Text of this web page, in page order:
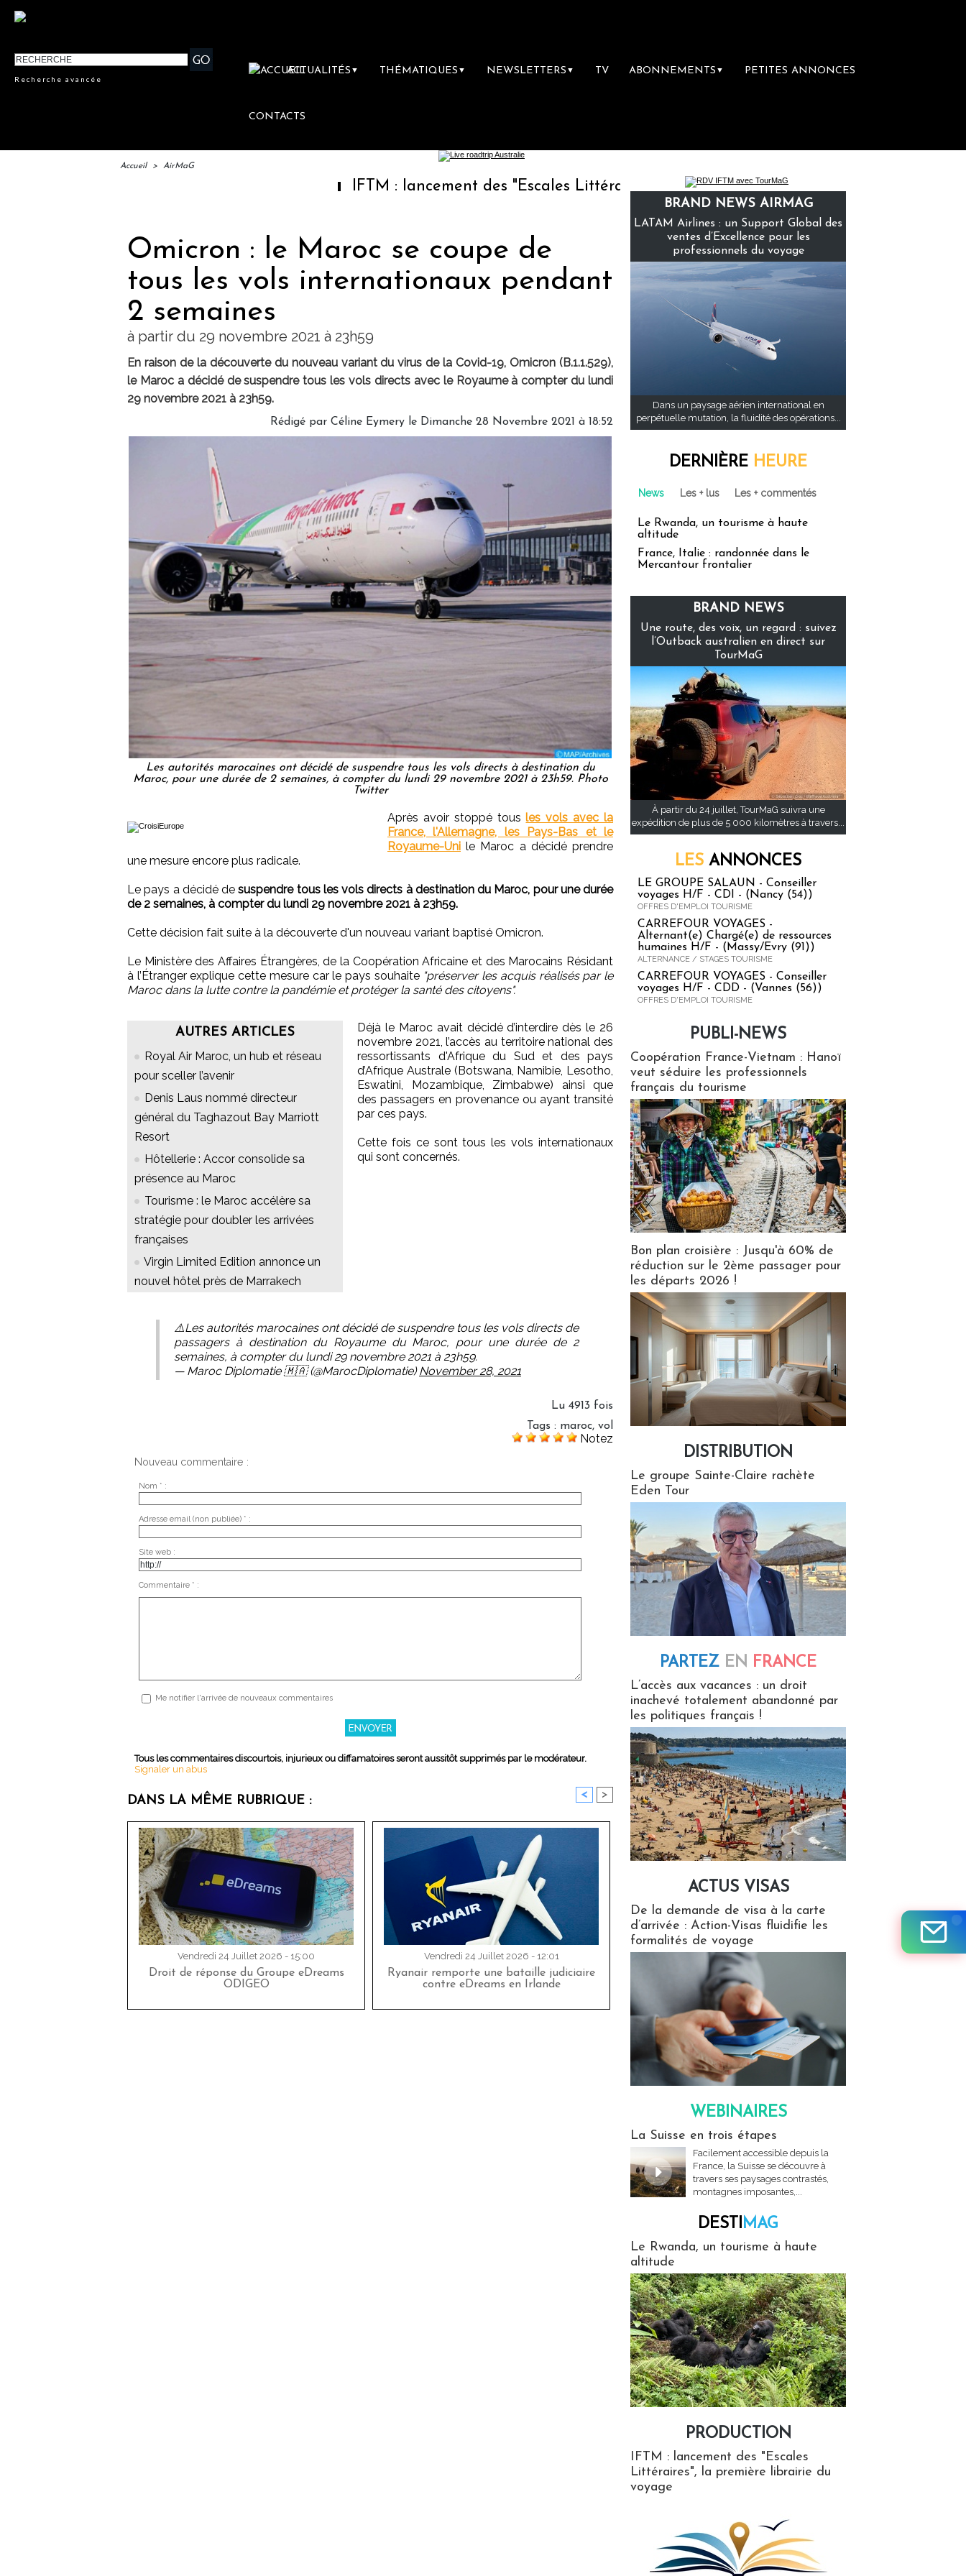
Recherche avancée
ACTUALITÉS ▼ THÉMATIQUES ▼ NEWSLETTERS ▼ TV ABONNEMENTS ▼ PETITES ANNONCES
CONTACTS
Accueil > AirMaG
IFTM : lancement des "Escales Littéraires", la première librairie du voyage
Omicron : le Maroc se coupe de
tous les vols internationaux pendant
2 semaines
à partir du 29 novembre 2021 à 23h59
En raison de la découverte du nouveau variant du virus de la Covid-19, Omicron (B.1.1.529),
le Maroc a décidé de suspendre tous les vols directs avec le Royaume à compter du lundi
29 novembre 2021 à 23h59.
Rédigé par Céline Eymery le Dimanche 28 Novembre 2021 à 18:52
Les autorités marocaines ont décidé de suspendre tous les vols directs à destination du
Maroc, pour une durée de 2 semaines, à compter du lundi 29 novembre 2021 à 23h59. Photo
Twitter
Après avoir stoppé tousles vols avec la
France, l'Allemagne, les Pays-Bas et le
Royaume-Uni le Maroc a décidé prendre
une mesure encore plus radicale.
Le pays a décidé desuspendre tous les vols directs à destination du Maroc, pour une durée
de 2 semaines, à compter du lundi 29 novembre 2021 à 23h59.
Cette décision fait suite à la découverte d'un nouveau variant baptisé Omicron.
Le Ministère des Affaires Étrangères, de la Coopération Africaine et des Marocains Résidant
à l’Étranger explique cette mesure car le pays souhaite "préserver les acquis réalisés par le
Maroc dans la lutte contre la pandémie et protéger la santé des citoyens".
AUTRES ARTICLES
Royal Air Maroc, un hub et réseau
pour sceller l’avenir
Denis Laus nommé directeur
général du Taghazout Bay Marriott
Resort
Hôtellerie : Accor consolide sa
présence au Maroc
Tourisme : le Maroc accélère sa
stratégie pour doubler les arrivées
françaises
Virgin Limited Edition annonce un
nouvel hôtel près de Marrakech
Déjà le Maroc avait décidé d’interdire dès le 26
novembre 2021, l’accès au territoire national des
ressortissants d'Afrique du Sud et des pays
d’Afrique Australe (Botswana, Namibie, Lesotho,
Eswatini, Mozambique, Zimbabwe) ainsi que
des passagers en provenance ou ayant transité
par ces pays.
Cette fois ce sont tous les vols internationaux
qui sont concernés.
⚠️Les autorités marocaines ont décidé de suspendre tous les vols directs de
passagers à destination du Royaume du Maroc, pour une durée de 2
semaines, à compter du lundi 29 novembre 2021 à 23h59.
— Maroc Diplomatie 🇲🇦 (@MarocDiplomatie)November 28, 2021
Lu 4913 fois
Tags : maroc, vol
Notez
Nouveau commentaire :
Nom * :
Adresse email (non publiée) * :
Site web :
Commentaire * :
Me notifier l'arrivée de nouveaux commentaires
Tous les commentaires discourtois, injurieux ou diffamatoires seront aussitôt supprimés par le modérateur.
Signaler un abus
DANS LA MÊME RUBRIQUE : < >
Vendredi 24 Juillet 2026 - 15:00
Droit de réponse du Groupe eDreams
ODIGEO
Vendredi 24 Juillet 2026 - 12:01
Ryanair remporte une bataille judiciaire
contre eDreams en Irlande
BRAND NEWS AIRMAG
LATAM Airlines : un Support Global des
ventes d’Excellence pour les
professionnels du voyage
Dans un paysage aérien international en
perpétuelle mutation, la fluidité des opérations...
DERNIÈRE HEURE
News Les + lus Les + commentés
Le Rwanda, un tourisme à haute
altitude
France, Italie : randonnée dans le
Mercantour frontalier
BRAND NEWS
Une route, des voix, un regard : suivez
l’Outback australien en direct sur
TourMaG
À partir du 24 juillet, TourMaG suivra une
expédition de plus de 5 000 kilomètres à travers...
LES ANNONCES
LE GROUPE SALAUN - Conseiller
voyages H/F - CDI - (Nancy (54))
OFFRES D'EMPLOI TOURISME
CARREFOUR VOYAGES -
Alternant(e) Chargé(e) de ressources
humaines H/F - (Massy/Evry (91))
ALTERNANCE / STAGES TOURISME
CARREFOUR VOYAGES - Conseiller
voyages H/F - CDD - (Vannes (56))
OFFRES D'EMPLOI TOURISME
PUBLI-NEWS
Coopération France-Vietnam : Hanoï
veut séduire les professionnels
français du tourisme
Bon plan croisière : Jusqu'à 60% de
réduction sur le 2ème passager pour
les départs 2026 !
DISTRIBUTION
Le groupe Sainte-Claire rachète
Eden Tour
PARTEZ EN FRANCE
L’accès aux vacances : un droit
inachevé totalement abandonné par
les politiques français !
ACTUS VISAS
De la demande de visa à la carte
d’arrivée : Action-Visas fluidifie les
formalités de voyage
WEBINAIRES
La Suisse en trois étapes
Facilement accessible depuis la
France, la Suisse se découvre à
travers ses paysages contrastés,
montagnes imposantes,...
DESTIMAG
Le Rwanda, un tourisme à haute
altitude
PRODUCTION
IFTM : lancement des "Escales
Littéraires", la première librairie du
voyage